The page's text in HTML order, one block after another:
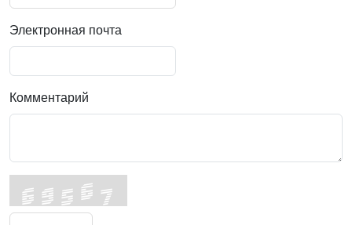
Электронная почта
Комментарий